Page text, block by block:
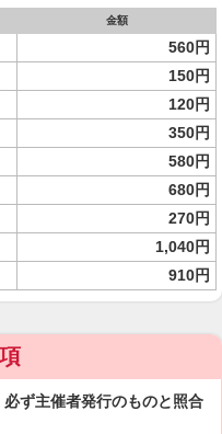
金額
560円
150円
120円
350円
580円
680円
270円
1,040円
910円
ず主催者発行のものと照合